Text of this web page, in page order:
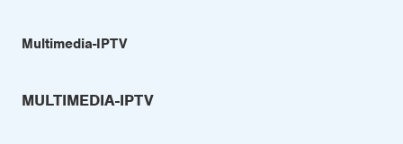
Multimedia-IPTV
MULTIMEDIA-IPTV